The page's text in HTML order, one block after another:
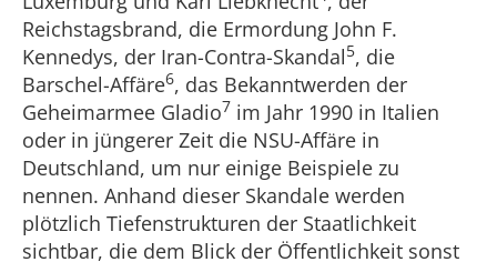
Reichstagsbrand, die Ermordung John F.
Kennedys, der Iran-Contra-Skandal5, die
Barschel-Affäre6, das Bekanntwerden der
Geheimarmee Gladio7 im Jahr 1990 in Italien
oder in jüngerer Zeit die NSU-Affäre in
Deutschland, um nur einige Beispiele zu
nennen. Anhand dieser Skandale werden
plötzlich Tiefenstrukturen der Staatlichkeit
sichtbar, die dem Blick der Öffentlichkeit sonst